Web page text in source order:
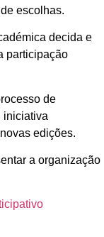
escolhas.
decida e
participação
de
iniciativa
edições.
a organização